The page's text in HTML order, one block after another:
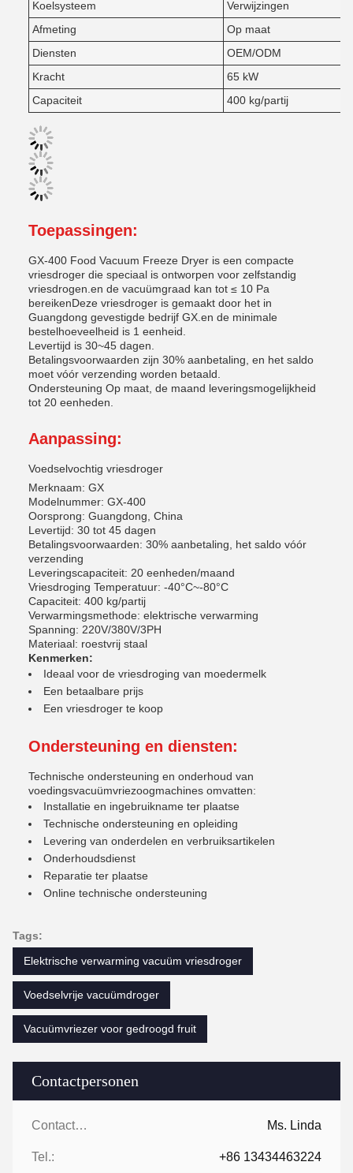
Contactpersonen
Contactpersonen: Ms. Linda
Tel.: +86 13434463224
Koelsysteem
Verwijzingen
Afmeting
Op maat
Diensten
OEM/ODM
Kracht
65 kW
Capaciteit
400 kg/partij
Toepassingen:
GX-400 Food Vacuum Freeze Dryer is een compacte
vriesdroger die speciaal is ontworpen voor zelfstandig
vriesdrogen.en de vacuümgraad kan tot ≤ 10 Pa
bereikenDeze vriesdroger is gemaakt door het in
Guangdong gevestigde bedrijf GX.en de minimale
bestelhoeveelheid is 1 eenheid.
Levertijd is 30~45 dagen.
Betalingsvoorwaarden zijn 30% aanbetaling, en het saldo
moet vóór verzending worden betaald.
Ondersteuning Op maat, de maand leveringsmogelijkheid
tot 20 eenheden.
Aanpassing:
Voedselvochtig vriesdroger
Merknaam: GX
Modelnummer: GX-400
Oorsprong: Guangdong, China
Levertijd: 30 tot 45 dagen
Betalingsvoorwaarden: 30% aanbetaling, het saldo vóór
verzending
Leveringscapaciteit: 20 eenheden/maand
Vriesdroging Temperatuur: -40°C~-80°C
Capaciteit: 400 kg/partij
Verwarmingsmethode: elektrische verwarming
Spanning: 220V/380V/3PH
Materiaal: roestvrij staal
Kenmerken:
Ideaal voor de vriesdroging van moedermelk
Een betaalbare prijs
Een vriesdroger te koop
Ondersteuning en diensten:
Technische ondersteuning en onderhoud van
voedingsvacuümvriezoogmachines omvatten:
Installatie en ingebruikname ter plaatse
Technische ondersteuning en opleiding
Levering van onderdelen en verbruiksartikelen
Onderhoudsdienst
Reparatie ter plaatse
Online technische ondersteuning
Tags:
Elektrische verwarming vacuüm vriesdroger
Voedselvrije vacuümdroger
Vacuümvriezer voor gedroogd fruit